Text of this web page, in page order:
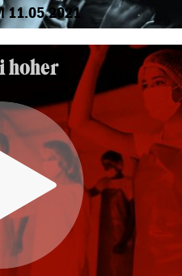
11.05.2021
hoher